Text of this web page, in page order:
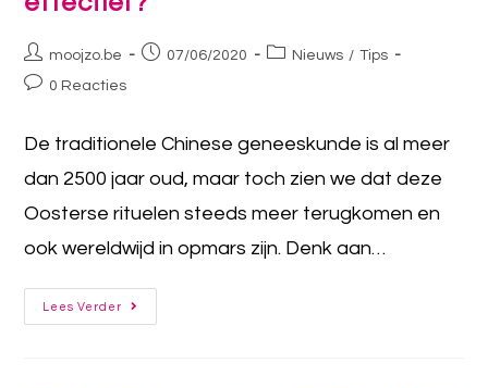
moojzo.be 07/06/2020 Nieuws / Tips
0 Reacties
De traditionele Chinese geneeskunde is al meer
dan 2500 jaar oud, maar toch zien we dat deze
Oosterse rituelen steeds meer terugkomen en
ook wereldwijd in opmars zijn. Denk aan…
Lees Verder